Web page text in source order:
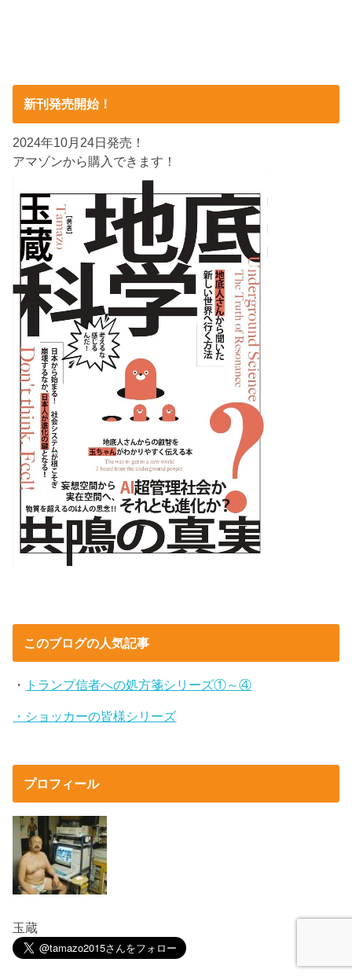
新刊発売開始！
2024年10月24日発売！
アマゾンから購入できます！
このブログの人気記事
・ トランプ信者への処方箋シリーズ①～④
・ショッカーの皆様シリーズ
プロフィール
玉蔵